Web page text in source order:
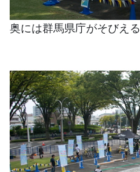
奥には群馬県庁がそびえる